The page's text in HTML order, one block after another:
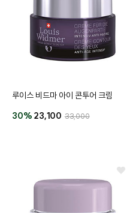
#아이
루이스 비드마 아이 콘투어 크림
30% 23,100 33,000